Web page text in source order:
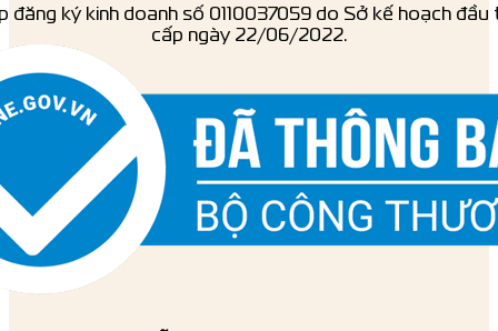
đăng ký kinh doanh số ‎0110037059 do Sở kế hoạch đầu
cấp ngày 22/06/2022.